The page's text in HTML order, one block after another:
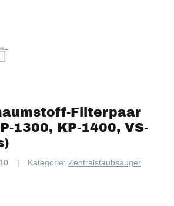
Filterpaar
1300, KP-1400, VS-
Kategorie: Zentralstaubsauger